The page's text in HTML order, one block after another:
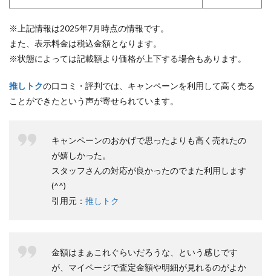
※上記情報は2025年7月時点の情報です。
また、表示料金は税込金額となります。
※状態によっては記載額より価格が上下する場合もあります。
推しトクの口コミ・評判では、キャンペーンを利用して高く売る
ことができたという声が寄せられています。
キャンペーンのおかげで思ったよりも高く売れたの
が嬉しかった。
スタッフさんの対応が良かったのでまた利用します
(^^)
引用元： 推しトク
金額はまぁこれぐらいだろうな、という感じです
が、マイページで査定金額や明細が見れるのがよか